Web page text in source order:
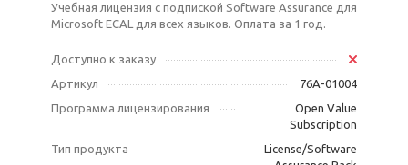
Учебная лицензия с подпиской Software Assurance для
Microsoft ECAL для всех языков. Оплата за 1 год.
Доступно к заказу
Артикул
76A-01004
Программа лицензирования
Open Value
Subscription
Тип продукта
License/Software